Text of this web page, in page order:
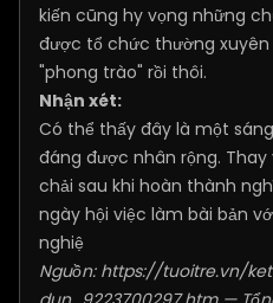
kiến cũng hy vọng những
được tổ chức thường
"phong trào" rồi thôi.
Nhận xét:
Có thể thấy đây là một
đáng được nhân rộng.
chải sau khi hoàn thành
ngày hội việc làm bài bản
nghiệ
Nguồn: https://tuoitre.vn/